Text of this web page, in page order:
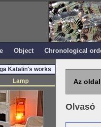
Object Chronological
Katalin's works
Lamp
Az
Olvasó